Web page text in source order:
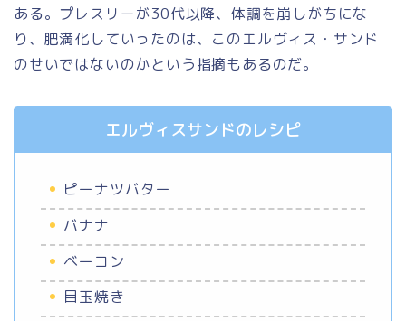
ある。プレスリーが30代以降、体調を崩しがちにな
り、肥満化していったのは、このエルヴィス・サンド
のせいではないのかという指摘もあるのだ。
エルヴィスサンドのレシピ
ピーナツバター
バナナ
ベーコン
目玉焼き